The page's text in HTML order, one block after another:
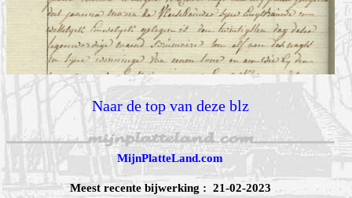
Naar de top van deze blz
MijnPlatteLand.com
Meest recente bijwerking : 21-02-2023